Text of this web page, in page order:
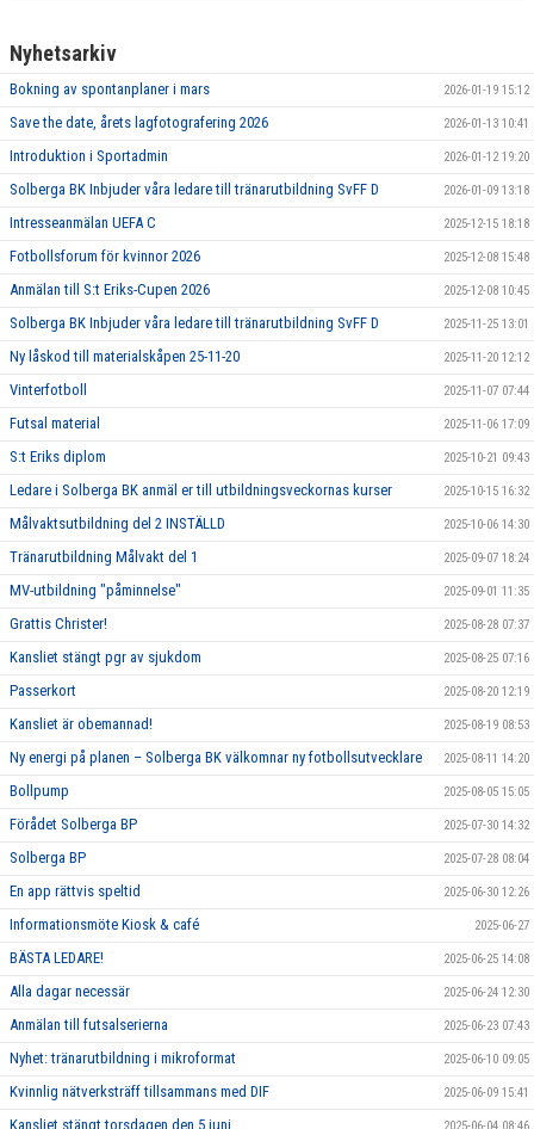
Nyhetsarkiv
Bokning av spontanplaner i mars 2026-01-19 15:12
Save the date, årets lagfotografering 2026 2026-01-13 10:41
Introduktion i Sportadmin 2026-01-12 19:20
Solberga BK Inbjuder våra ledare till tränarutbildning SvFF D 2026-01-09 13:18
Intresseanmälan UEFA C 2025-12-15 18:18
Fotbollsforum för kvinnor 2026 2025-12-08 15:48
Anmälan till S:t Eriks-Cupen 2026 2025-12-08 10:45
Solberga BK Inbjuder våra ledare till tränarutbildning SvFF D 2025-11-25 13:01
Ny låskod till materialskåpen 25-11-20 2025-11-20 12:12
Vinterfotboll 2025-11-07 07:44
Futsal material 2025-11-06 17:09
S:t Eriks diplom 2025-10-21 09:43
Ledare i Solberga BK anmäl er till utbildningsveckornas kurser 2025-10-15 16:32
Målvaktsutbildning del 2 INSTÄLLD 2025-10-06 14:30
Tränarutbildning Målvakt del 1 2025-09-07 18:24
MV-utbildning "påminnelse" 2025-09-01 11:35
Grattis Christer! 2025-08-28 07:37
Kansliet stängt pgr av sjukdom 2025-08-25 07:16
Passerkort 2025-08-20 12:19
Kansliet är obemannad! 2025-08-19 08:53
Ny energi på planen – Solberga BK välkomnar ny fotbollsutvecklare 2025-08-11 14:20
Bollpump 2025-08-05 15:05
Förådet Solberga BP 2025-07-30 14:32
Solberga BP 2025-07-28 08:04
En app rättvis speltid 2025-06-30 12:26
Informationsmöte Kiosk & café 2025-06-27
BÄSTA LEDARE! 2025-06-25 14:08
Alla dagar necessär 2025-06-24 12:30
Anmälan till futsalserierna 2025-06-23 07:43
Nyhet: tränarutbildning i mikroformat 2025-06-10 09:05
Kvinnlig nätverksträff tillsammans med DIF 2025-06-09 15:41
Kansliet stängt torsdagen den 5 juni 2025-06-04 08:46